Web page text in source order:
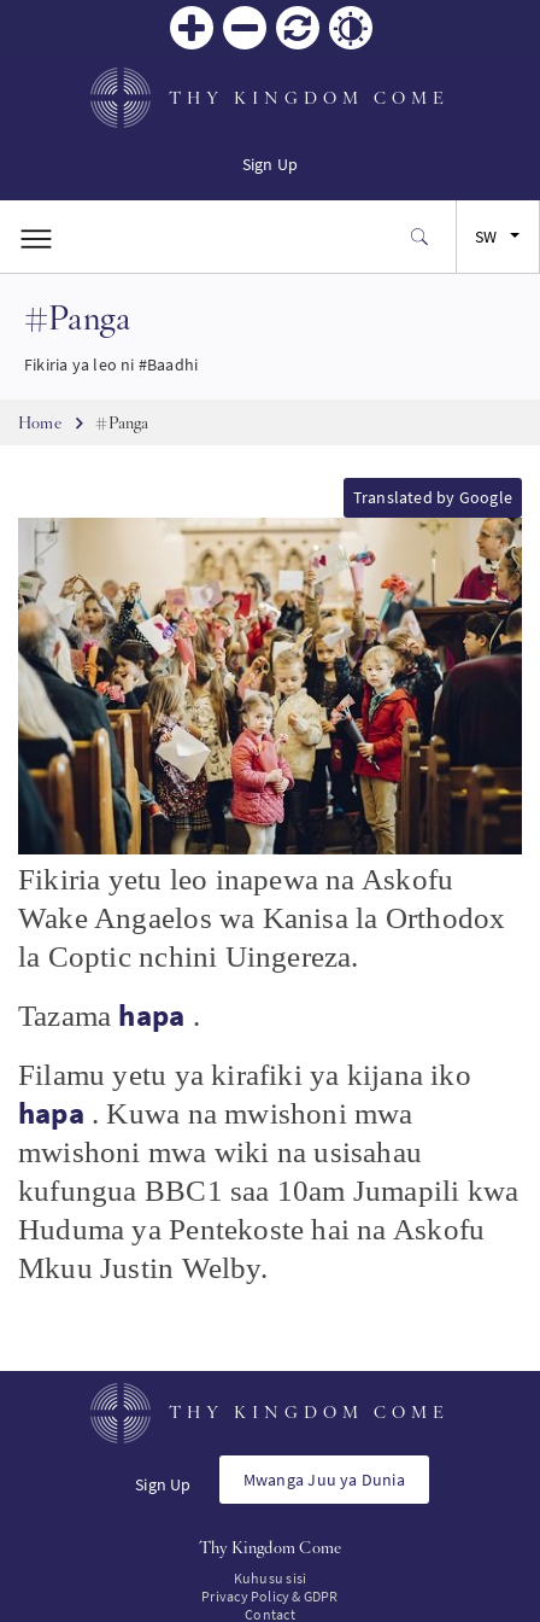
THY KINGDOM COME
Sign Up
SW
PT
KO
#Panga
Fikiria ya leo ni #Baadhi
Breadcrumb
Home #Panga
Translated by Google
Fikiria yetu leo inapewa na Askofu
Wake Angaelos wa Kanisa la Orthodox
la Coptic nchini Uingereza.
Tazama hapa .
Filamu yetu ya kirafiki ya kijana iko
hapa . Kuwa na mwishoni mwa
mwishoni mwa wiki na usisahau
kufungua BBC1 saa 10am Jumapili kwa
Huduma ya Pentekoste hai na Askofu
Mkuu Justin Welby.
THY KINGDOM COME
Sign Up Mwanga Juu ya Dunia
Thy Kingdom Come
Kuhusu sisi
Privacy Policy & GDPR
Contact